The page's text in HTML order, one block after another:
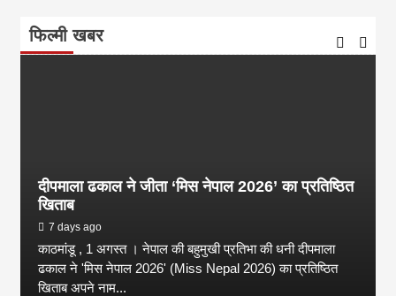
फिल्मी खबर
दीपमाला ढकाल ने जीता ‘मिस नेपाल 2026’ का प्रतिष्ठित
खिताब
7 days ago
काठमांडू , 1 अगस्त । नेपाल की बहुमुखी प्रतिभा की धनी दीपमाला
ढकाल ने 'मिस नेपाल 2026' (Miss Nepal 2026) का प्रतिष्ठित
खिताब अपने नाम...